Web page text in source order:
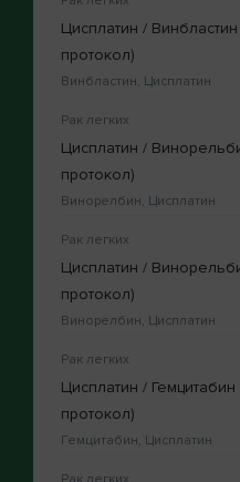
Цисплатин /
протокол)
Винбластин, Цисплатин
Рак легких
Цисплатин /
протокол)
Винорелбин, Цисплатин
Рак легких
Цисплатин /
протокол)
Винорелбин, Цисплатин
Рак легких
Цисплатин /
протокол)
Гемцитабин, Цисплатин